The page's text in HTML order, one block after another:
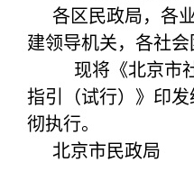
校友讲坛
校友视界
实用信息
总会章程
理事会
各区民政局，各
建领导机关，各社会
现将《北京市
指引（试行）》印
彻执行。
北京市民政局